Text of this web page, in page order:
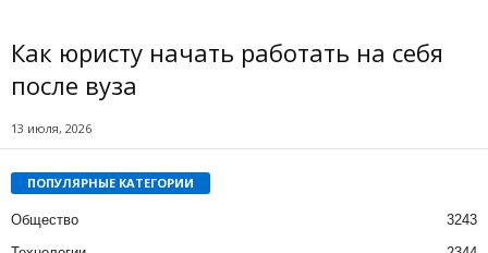
Как юристу начать работать на себя
после вуза
13 июля, 2026
ПОПУЛЯРНЫЕ КАТЕГОРИИ
Общество
3243